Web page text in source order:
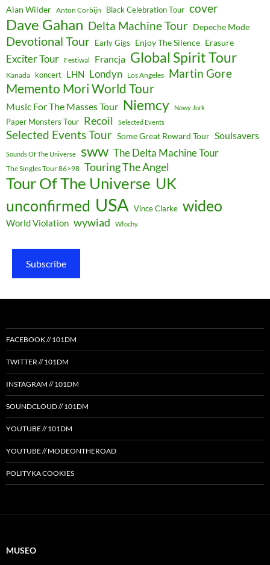
Alan Wilder Anton Corbijn Black Celebration Tour cover
Dave Gahan Delta Machine Tour Depeche Mode
Devotional Tour Early Gigs Enjoy The Silence Erasure
Exciter Tour Festiwal Francja Global Spirit Tour
Kanada koncert LHN Londyn Los Angeles Martin Gore
Memento Mori World Tour
Music For The Masses Tour Niemcy Nowy Jork
Paper Monsters Tour Recoil Selected Events
Selected Events Tour Some Great Reward Tour Soulsavers
Sounds Of The Universe sww The Delta Machine Tour
The Singles Tour 86>98 Touring The Angel
Tour Of The Universe UK
unconfirmed USA Vince Clarke wideo
World Violation wywiad Włochy
Subscribe
FACEBOOK // 101DM
TWITTER // 101DM
INSTAGRAM // 101DM
SOUNDCLOUD // 101DM
YOUTUBE // 101DM
YOUTUBE // MODEONTHEROAD
POLITYKA COOKIES
MUSEO